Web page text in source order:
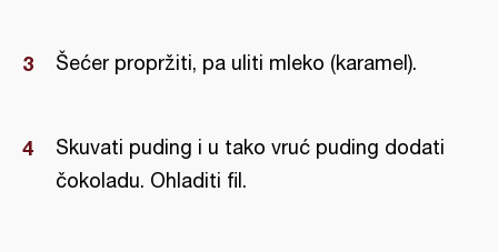
Šećer propržiti, pa uliti mleko (karamel).
Skuvati puding i u tako vruć puding dodati
čokoladu. Ohladiti fil.